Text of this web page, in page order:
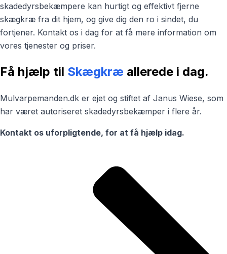
skadedyrsbekæmpere kan hurtigt og effektivt fjerne
skægkræ fra dit hjem, og give dig den ro i sindet, du
fortjener. Kontakt os i dag for at få mere information om
vores tjenester og priser.
Få hjælp til Skægkræ allerede i dag.
Mulvarpemanden.dk er ejet og stiftet af Janus Wiese, som
har været autoriseret skadedyrsbekæmper i flere år.
Kontakt os uforpligtende, for at få hjælp idag.